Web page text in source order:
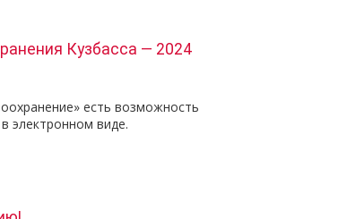
Кузбасса — 2024
есть возможность
электронном виде.